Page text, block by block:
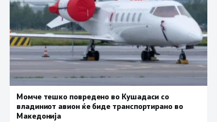
Момче тешко повредено во Кушадаси со
владиниот авион ќе биде транспортирано во
Македонија